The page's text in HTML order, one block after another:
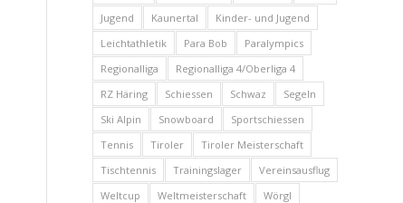
Jugend
Kaunertal
Kinder- und Jugend
Leichtathletik
Para Bob
Paralympics
Regionalliga
Regionalliga 4/Oberliga 4
RZ Häring
Schiessen Schwaz
Segeln
Ski Alpin
Snowboard
Sportschiessen
Tennis
Tiroler
Tiroler Meisterschaft
Tischtennis
Trainingslager
Vereinsausflug
Weltcup
Weltmeisterschaft
Wörgl